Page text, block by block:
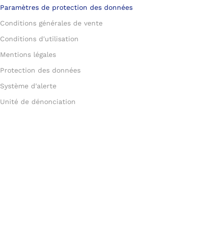
Paramètres de protection des données
Conditions générales de vente
Conditions d'utilisation
Mentions légales
Protection des données
Système d'alerte
Unité de dénonciation